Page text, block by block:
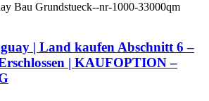
| Land kaufen Abschnitt 6 –
| KAUFOPTION –